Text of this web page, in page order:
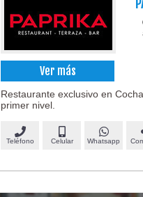
Ver más
Restaurante exclusivo en
primer nivel.
Teléfono Celular Whatsapp